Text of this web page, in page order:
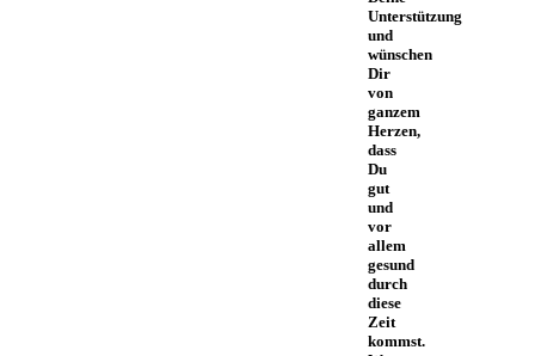
Unterstützung
und
wünschen
Dir
von
ganzem
Herzen,
dass
Du
gut
und
vor
allem
gesund
durch
diese
Zeit
kommst.